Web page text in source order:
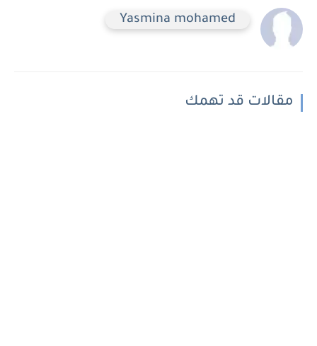
Yasmina mohamed
مقالات قد تهمك